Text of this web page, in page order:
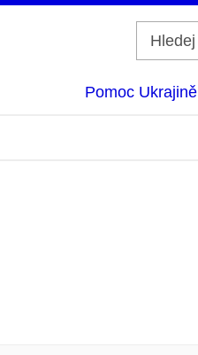
Pomoc Ukrajině